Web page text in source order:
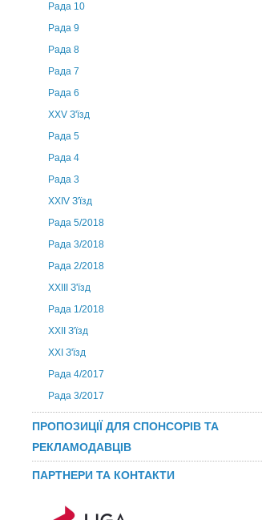
Рада 10
Рада 9
Рада 8
Рада 7
Рада 6
XXV З'їзд
Рада 5
Рада 4
Рада 3
ХХIV З'їзд
Рада 5/2018
Рада 3/2018
Рада 2/2018
XXIII З'їзд
Рада 1/2018
ХХІІ З'їзд
XXI З'їзд
Рада 4/2017
Рада 3/2017
ПРОПОЗИЦІЇ ДЛЯ СПОНСОРІВ ТА
РЕКЛАМОДАВЦІВ
ПАРТНЕРИ ТА КОНТАКТИ